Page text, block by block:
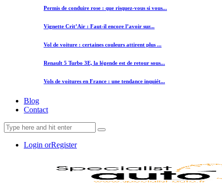
Permis de conduire rose : que risquez-vous si vous...
Vignette Crit’Air : Faut-il encore l’avoir sur...
Vol de voiture : certaines couleurs attirent plus ...
Renault 5 Turbo 3E, la légende est de retour sous...
Vols de voitures en France : une tendance inquiét...
Blog
Contact
Login orRegister